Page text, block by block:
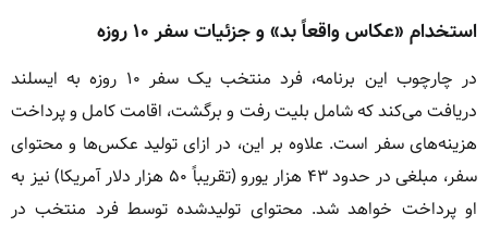
استخدام «عکاس واقعاً بد» و جزئیات سفر ۱۰ روزه
در چارچوب این برنامه، فرد منتخب یک سفر ۱۰ روزه به ایسلند
دریافت می‌کند که شامل بلیت رفت و برگشت، اقامت کامل و پرداخت
هزینه‌های سفر است. علاوه بر این، در ازای تولید عکس‌ها و محتوای
سفر، مبلغی در حدود ۴۳ هزار یورو (تقریباً ۵۰ هزار دلار آمریکا) نیز به
او پرداخت خواهد شد. محتوای تولیدشده توسط فرد منتخب در